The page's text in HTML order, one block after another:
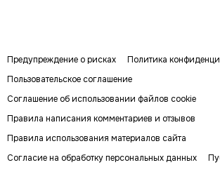
Предупреждение о рисках
Политика
Пользовательское соглашение
Соглашение об использовании файлов cookie
Правила написания комментариев и отзывов
Правила использования материалов сайта
Согласие на обработку персональных данных